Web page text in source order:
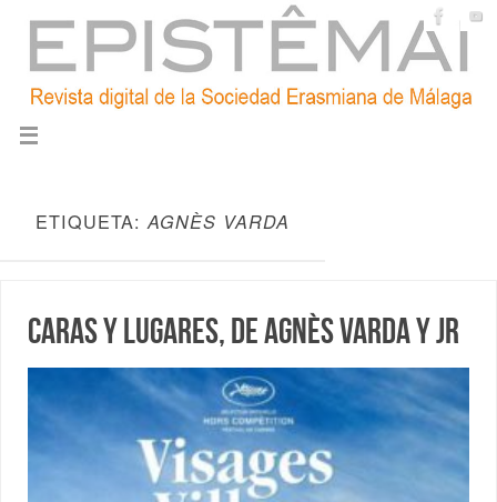
ETIQUETA:AGNÈS VARDA
Caras y lugares, de Agnès Varda y JR